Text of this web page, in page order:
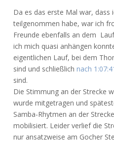
Da es das erste Mal war,
teilgenommen habe, war ich
Freunde ebenfalls an dem
ich mich quasi anhängen
eigentlichen Lauf, bei dem
sind und schließlich nach
sind.
Die Stimmung an der Strecke
wurde mitgetragen und
Samba-Rhytmen an der
mobilisiert. Leider verlief die
nur ansatzweise am Gocher